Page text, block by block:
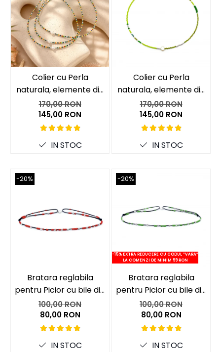
Colier cu Perla
naturala, elemente din
Argint 925 si margele
Miyuki, multicolor
170,00 RON
145,00 RON
IN STOC
Colier cu Perla
naturala, elemente din
Argint 925 si margele
Miyuki, verde/kiwi
170,00 RON
145,00 RON
IN STOC
-20%
Bratara reglabila
pentru Picior cu bile din
Argint 925 si margele
Miyuki rosii
100,00 RON
80,00 RON
IN STOC
-20%
-15% EXTRA REDUCERE CU CODUL ”VARA”
LA COMENZI DE MINIM 99 RON
Bratara reglabila
pentru Picior cu bile din
Argint 925 si margele
Miyuki verzi
100,00 RON
80,00 RON
IN STOC